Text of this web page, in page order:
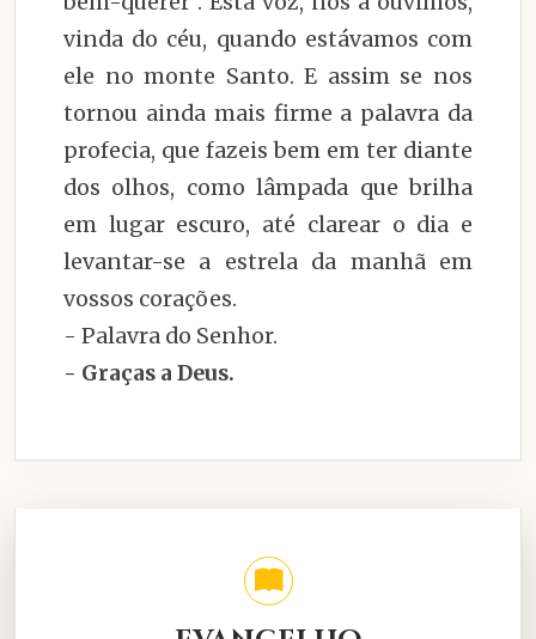
vinda do céu, quando estávamos com
ele no monte Santo. E assim se nos
tornou ainda mais firme a palavra da
profecia, que fazeis bem em ter diante
dos olhos, como lâmpada que brilha
em lugar escuro, até clarear o dia e
levantar-se a estrela da manhã em
vossos corações.
- Palavra do Senhor.
- Graças a Deus.